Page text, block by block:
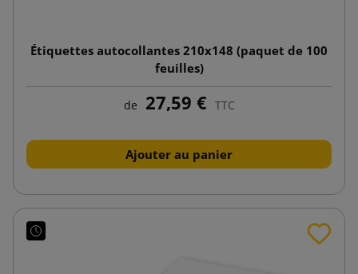
Étiquettes autocollantes 210x148 (paquet de 100
feuilles)
de 27,59 € TTC
Ajouter au panier